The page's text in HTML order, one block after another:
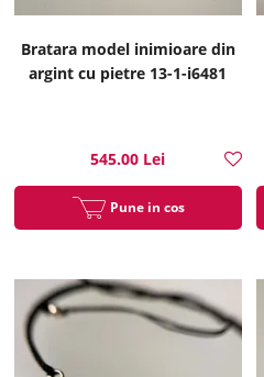
Bratara model inimioare din
argint cu pietre 13-1-i6481
545.00 Lei
Pune in cos